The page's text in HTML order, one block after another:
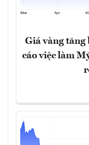
Giá vàng tăng
cáo việc làm